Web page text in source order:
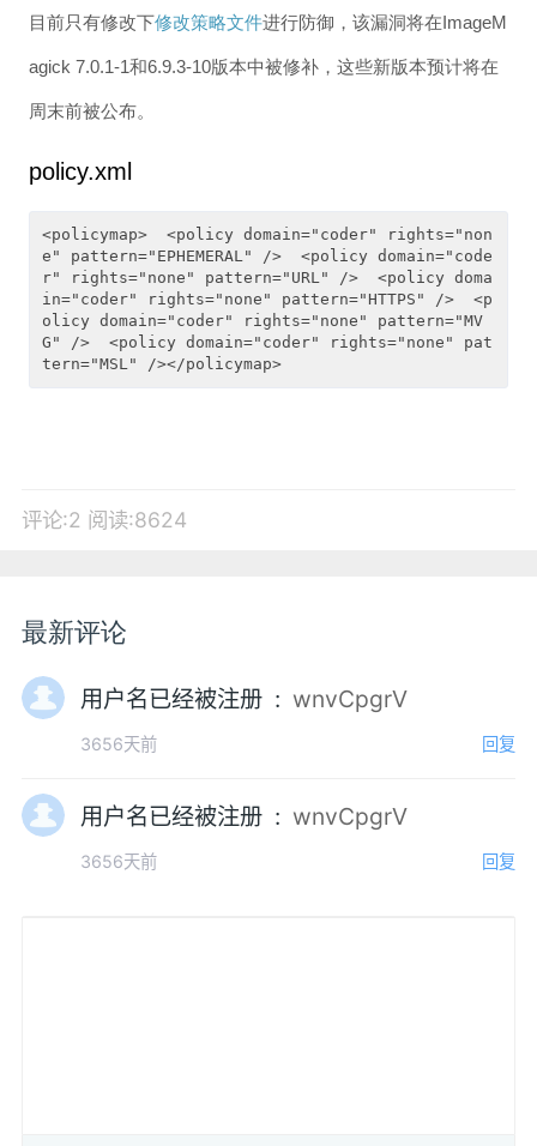
目前只有修改下修改策略文件进行防御，该漏洞将在ImageM
agick 7.0.1-1和6.9.3-10版本中被修补，这些新版本预计将在
周末前被公布。
policy.xml
<policymap>  <policy domain="coder" rights="non
e" pattern="EPHEMERAL" />  <policy domain="code
r" rights="none" pattern="URL" />  <policy doma
in="coder" rights="none" pattern="HTTPS" />  <p
olicy domain="coder" rights="none" pattern="MV
G" />  <policy domain="coder" rights="none" pat
tern="MSL" /></policymap>
评论:2 阅读:8624
最新评论
用户名已经被注册 : wnvCpgrV
3656天前 回复
用户名已经被注册 : wnvCpgrV
3656天前 回复